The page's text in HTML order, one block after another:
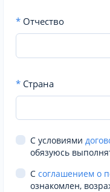
* Отчество
* Страна
С условиями
обязуюсь
С соглашением о
ознакомлен,